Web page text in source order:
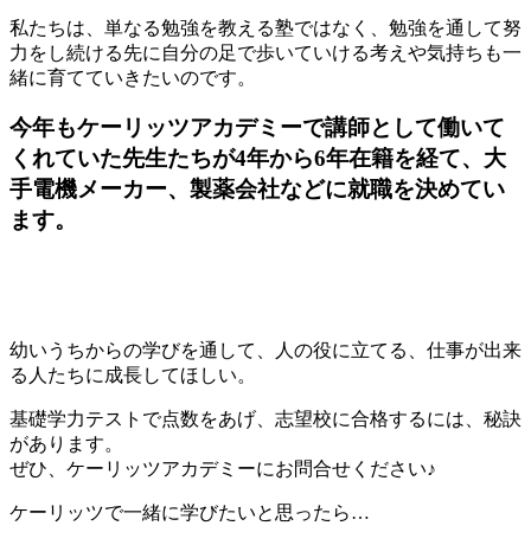
私たちは、単なる勉強を教える塾ではなく、勉強を通して努
力をし続ける先に自分の足で歩いていける考えや気持ちも一
緒に育てていきたいのです。
今年もケーリッツアカデミーで講師として働いて
くれていた先生たちが4年から6年在籍を経て、大
手電機メーカー、製薬会社などに就職を決めてい
ます。
幼いうちからの学びを通して、人の役に立てる、仕事が出来
る人たちに成長してほしい。
基礎学力テストで点数をあげ、志望校に合格するには、秘訣
があります。
ぜひ、ケーリッツアカデミーにお問合せください♪
ケーリッツで一緒に学びたいと思ったら…